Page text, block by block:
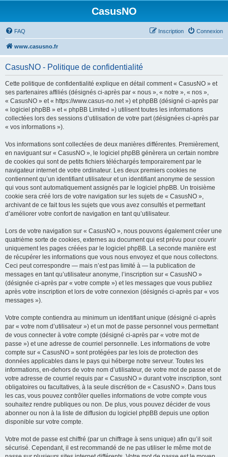
CasusNO
FAQ Connexion
Inscription
www.casusno.fr
CasusNO - Politique de confidentialité
Cette politique de confidentialité explique en détail comment « CasusNO » et
ses partenaires affiliés (désignés ci-après par « nous », « notre », « nos »,
« CasusNO » et « https://www.casus-no.net ») et phpBB (désigné ci-après par
« logiciel phpBB » et « phpBB Limited ») utilisent toutes les informations
collectées lors des sessions d’utilisation de votre part (désignées ci-après par
« vos informations »).
Vos informations sont collectées de deux manières différentes. Premièrement,
en naviguant sur « CasusNO », le logiciel phpBB génèrera un certain nombre
de cookies qui sont de petits fichiers téléchargés temporairement par le
navigateur internet de votre ordinateur. Les deux premiers cookies ne
contiennent qu’un identifiant utilisateur et un identifiant anonyme de session
qui vous sont automatiquement assignés par le logiciel phpBB. Un troisième
cookie sera créé lors de votre navigation sur les sujets de « CasusNO »,
archivant de ce fait tous les sujets que vous avez consultés et permettant
d’améliorer votre confort de navigation en tant qu’utilisateur.
Lors de votre navigation sur « CasusNO », nous pouvons également créer une
quatrième sorte de cookies, externes au document qui est prévu pour couvrir
uniquement les pages créées par le logiciel phpBB. La seconde manière est
de récupérer les informations que vous nous envoyez et que nous collectons.
Ceci peut correspondre — mais n’est pas limité à — la publication de
messages en tant qu’utilisateur anonyme, l’inscription sur « CasusNO »
(désignée ci-après par « votre compte ») et les messages que vous publiez
après votre inscription et lors de votre connexion (désignés ci-après par « vos
messages »).
Votre compte contiendra au minimum un identifiant unique (désigné ci-après
par « votre nom d’utilisateur ») et un mot de passe personnel vous permettant
de vous connecter à votre compte (désigné ci-après par « votre mot de
passe ») et une adresse de courriel personnelle. Les informations de votre
compte sur « CasusNO » sont protégées par les lois de protection des
données applicables dans le pays qui héberge notre serveur. Toutes les
informations, en-dehors de votre nom d’utilisateur, de votre mot de passe et de
votre adresse de courriel requis par « CasusNO » durant votre inscription, sont
obligatoires ou facultatives, à la seule discrétion de « CasusNO ». Dans tous
les cas, vous pouvez contrôler quelles informations de votre compte vous
souhaitez rendre publiques ou non. De plus, vous pouvez décider de vous
abonner ou non à la liste de diffusion du logiciel phpBB depuis une option
disponible sur votre compte.
Votre mot de passe est chiffré (par un chiffrage à sens unique) afin qu’il soit
sécurisé. Cependant, il est recommandé de ne pas utiliser le même mot de